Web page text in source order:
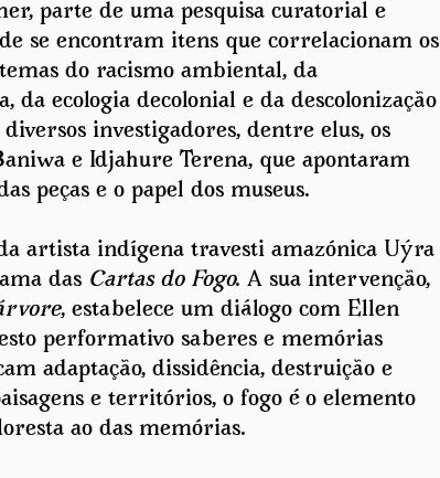
parte de uma pesquisa curatorial e
se encontram itens que correlacionam os
do racismo ambiental, da
ecologia decolonial e da descolonização
investigadores, dentre elus, os
e Idjahure Terena, que apontaram
peças e o papel dos museus.
artista indígena travesti amazónica Uýra
das Cartas do Fogo. A sua intervenção,
, estabelece um diálogo com Ellen
performativo saberes e memórias
adaptação, dissidência, destruição e
e territórios, o fogo é o elemento
ao das memórias.